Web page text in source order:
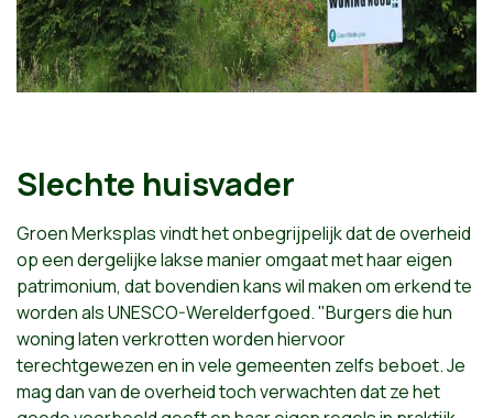
Slechte huisvader
Groen Merksplas vindt het onbegrijpelijk dat de overheid
op een dergelijke lakse manier omgaat met haar eigen
patrimonium, dat bovendien kans wil maken om erkend te
worden als UNESCO-Werelderfgoed. "Burgers die hun
woning laten verkrotten worden hiervoor
terechtgewezen en in vele gemeenten zelfs beboet. Je
mag dan van de overheid toch verwachten dat ze het